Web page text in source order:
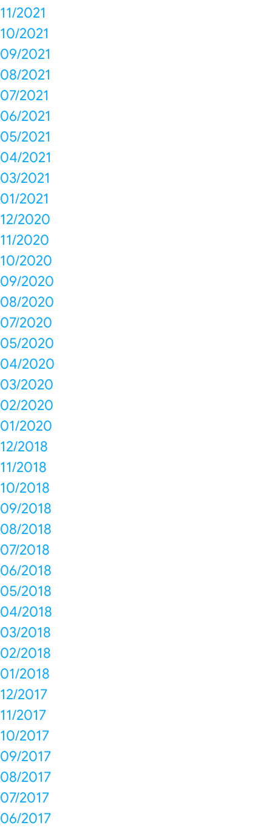
11/2021
10/2021
09/2021
08/2021
07/2021
06/2021
05/2021
04/2021
03/2021
01/2021
12/2020
11/2020
10/2020
09/2020
08/2020
07/2020
05/2020
04/2020
03/2020
02/2020
01/2020
12/2018
11/2018
10/2018
09/2018
08/2018
07/2018
06/2018
05/2018
04/2018
03/2018
02/2018
01/2018
12/2017
11/2017
10/2017
09/2017
08/2017
07/2017
06/2017